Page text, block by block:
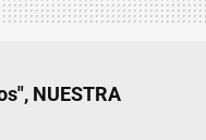
NUESTRA